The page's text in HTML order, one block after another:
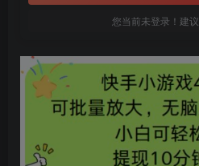
您当前未登录！建